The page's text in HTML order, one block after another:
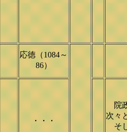
応徳（1084～
86）
・・・
院
次々
そ